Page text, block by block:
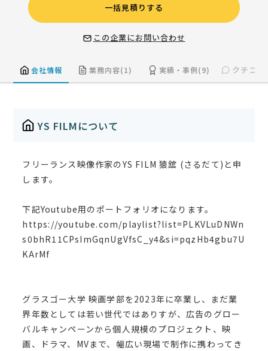
一括見積りする
この企業にお問い合わせ
会社情報 業務内容(1) 実績・事例(9) クチコ
YS FILMについて
フリーランス映像作家のYS FILM 猿舘 (さるだて)と申
します。
下記Youtube用のポートフォリオになります。
https://youtube.com/playlist?list=PLKVLuDNWn
s0bhR11CPsImGqnUgVfsC_y4&si=pqzHb4gbu7U
KArMf
グラスゴー大学 映画学部を2023年に卒業し、まだ業
界年数としては若い世代ではありすが、広告のグロー
バルキャンペーンから個人規模のプロジェクト、映
画、ドラマ、MVまで、幅広い現場で制作に携わってき